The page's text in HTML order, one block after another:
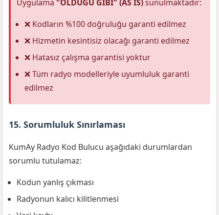
Uygulama "OLDUĞU GİBİ" (AS IS)sunulmaktadır:
❌ Kodların %100 doğruluğu garanti edilmez
❌ Hizmetin kesintisiz olacağı garanti edilmez
❌ Hatasız çalışma garantisi yoktur
❌ Tüm radyo modelleriyle uyumluluk garanti
edilmez
15. Sorumluluk Sınırlaması
KumAy Radyo Kod Bulucu aşağıdaki durumlardan
sorumlu tutulamaz:
Kodun yanlış çıkması
Radyonun kalıcı kilitlenmesi